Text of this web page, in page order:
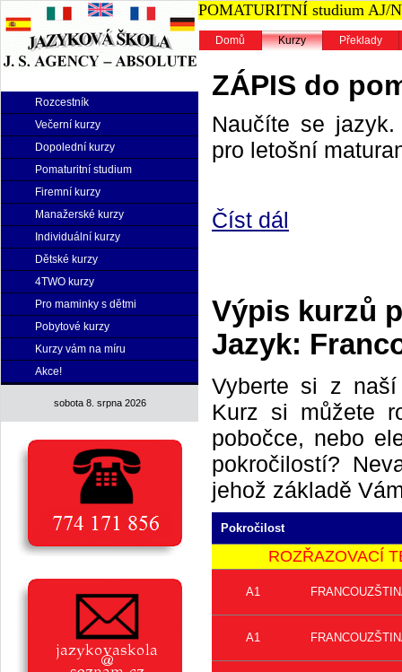
Rozcestník
Večerní kurzy
Dopolední kurzy
Pomaturitní studium
Firemní kurzy
Manažerské kurzy
Individuální kurzy
Dětské kurzy
4TWO kurzy
Pro maminky s dětmi
Pobytové kurzy
Kurzy vám na míru
Akce!
sobota 8. srpna 2026
POMATURITNÍ studium AJ/
Domů Kurzy Překlady
ZÁPIS do
Naučíte se
pro letošní
Číst dál
Výpis kurzů
Jazyk:
Vyberte si z
Kurz si můžete
pobočce, nebo
pokročilostí?
jehož základě
Pokročilost
ROZŘAZOVACÍ
A1
A1